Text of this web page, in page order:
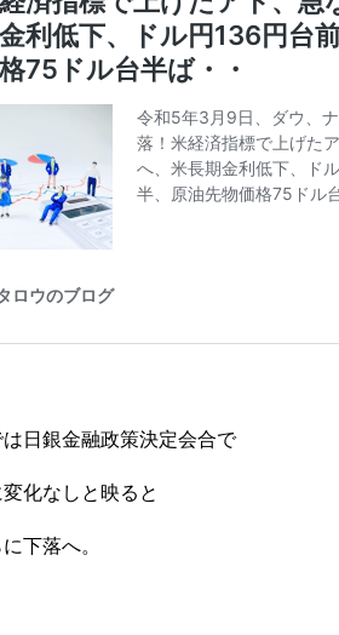
日銀金融政策決定会合で
化なしと映ると
下落へ。